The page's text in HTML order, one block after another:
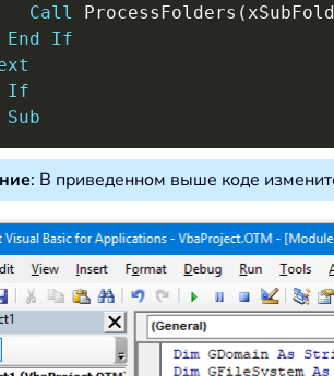
Call ProcessFolders (
End
If
If
Sub
: В приведенном выше коде